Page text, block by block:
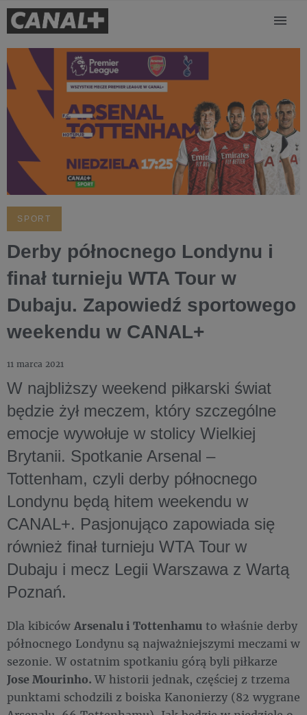
SPORT
Derby północnego Londynu i
finał turnieju WTA Tour w
Dubaju. Zapowiedź sportowego
weekendu w CANAL+
11 marca 2021
W najbliższy weekend piłkarski świat
będzie żył meczem, który szczególne
emocje wywołuje w stolicy Wielkiej
Brytanii. Spotkanie Arsenal –
Tottenham, czyli derby północnego
Londynu będą hitem weekendu w
CANAL+. Pasjonująco zapowiada się
również finał turnieju WTA Tour w
Dubaju i mecz Legii Warszawa z Wartą
Poznań.
Dla kibiców Arsenalu i Tottenhamu to właśnie derby
północnego Londynu są najważniejszymi meczami w
sezonie. W ostatnim spotkaniu górą byli piłkarze
Jose Mourinho.W historii jednak, częściej z trzema
punktami schodzili z boiska Kanonierzy (82 wygrane